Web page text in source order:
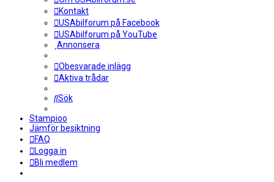
Kontakt
USAbilforum på Facebook
USAbilforum på YouTube
Annonsera
Obesvarade inlägg
Aktiva trådar
Sök
Stampioo
Jämför besiktning
FAQ
Logga in
Bli medlem